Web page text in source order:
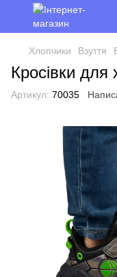
Хлопчики Взуття
Кросівки для
Артикул: 70035